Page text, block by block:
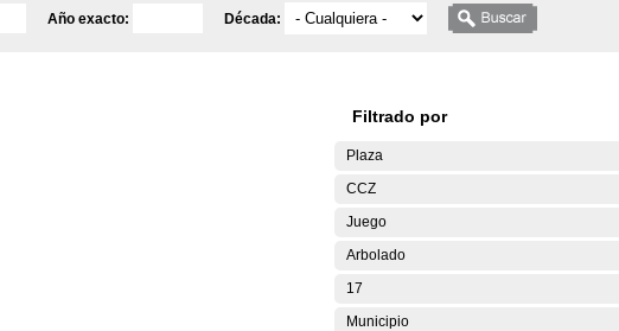
Año exacto: Década:
Filtrado por
Plaza
CCZ
Juego
Arbolado
17
Municipio